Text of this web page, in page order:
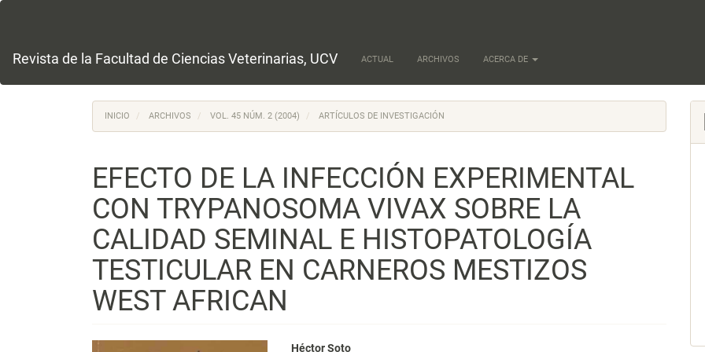
principal
lateral
Revista de la Facultad de Ciencias Veterinarias, UCV ACTUAL ARCHIVOS ACERCA DE
INICIO ARCHIVOS VOL. 45 NÚM. 2 (2004) ARTÍCULOS DE INVESTIGACIÓN
EFECTO DE LA INFECCIÓN EXPERIMENTAL
CON TRYPANOSOMA VIVAX SOBRE LA
CALIDAD SEMINAL E HISTOPATOLOGÍA
TESTICULAR EN CARNEROS MESTIZOS
WEST AFRICAN
Héctor Soto